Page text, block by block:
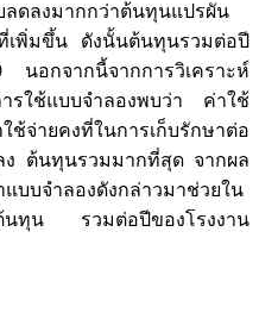
ดลงมากกว่าต้นทุนแปรผัน
เพิ่มขึ้น ดังนั้นต้นทุนรวมต่อปี
นอกจากนี้จากการวิเคราะห์
รใช้แบบจำลองพบว่า ค่าใช้
ายคงที่ในการเก็บรักษาต่อ
ง ต้นทุนรวมมากที่สุด จากผล
บบจำลองดังกล่าวมาช่วยใน
ต้นทุน รวมต่อปีของโรงงาน